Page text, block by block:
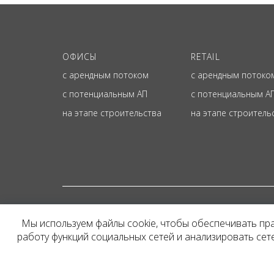
ОФИСЫ
с арендным потоком
с потенциальным АП
на этапе строительства
RETAIL
с арендным
с потенциальным
на этапе
Представленная на
и не является
Мы используем файлы cookie, чтобы обеспечивать
работу функций социальных сетей и анализировать